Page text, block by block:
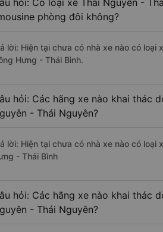
hỏi: Có loại xe Thái Nguyên -
phòng đôi không?
lời: Hiện tại chưa có nhà xe nào có
Hưng - Thái Bình.
hỏi: Các hãng xe nào khai thác
- Thái Nguyên?
lời: Hiện tại chưa có nhà xe nào có
- Thái Bình
hỏi: Các hãng xe nào khai thác
- Thái Nguyên?